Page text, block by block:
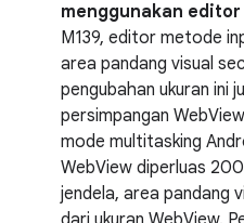
menggunakan
M139, editor metode
area pandang visual
pengubahan ukuran ini
persimpangan
mode multitasking
WebView diperluas
jendela, area pandang